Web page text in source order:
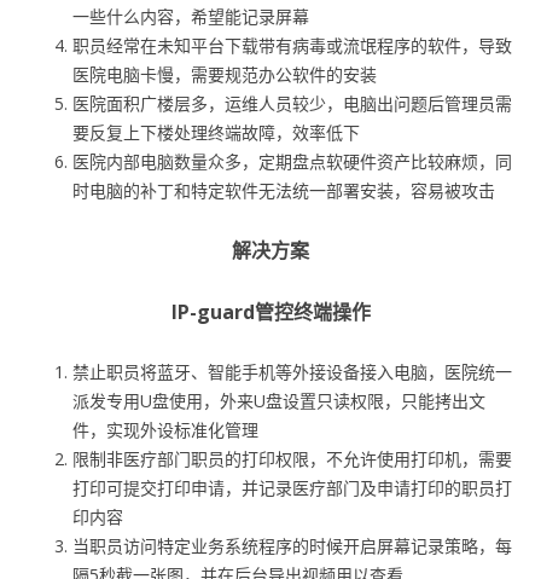
一些什么内容，希望能记录屏幕
职员经常在未知平台下载带有病毒或流氓程序的软件，导致
医院电脑卡慢，需要规范办公软件的安装
医院面积广楼层多，运维人员较少，电脑出问题后管理员需
要反复上下楼处理终端故障，效率低下
医院内部电脑数量众多，定期盘点软硬件资产比较麻烦，同
时电脑的补丁和特定软件无法统一部署安装，容易被攻击
解决方案
IP-guard管控终端操作
禁止职员将蓝牙、智能手机等外接设备接入电脑，医院统一
派发专用U盘使用，外来U盘设置只读权限，只能拷出文
件，实现外设标准化管理
限制非医疗部门职员的打印权限，不允许使用打印机，需要
打印可提交打印申请，并记录医疗部门及申请打印的职员打
印内容
当职员访问特定业务系统程序的时候开启屏幕记录策略，每
隔5秒截一张图，并在后台导出视频用以查看